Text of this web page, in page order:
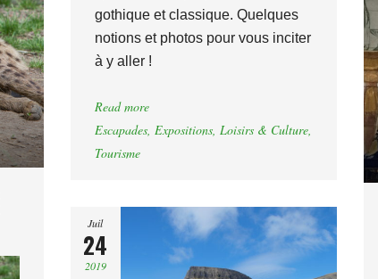
gothique et classique. Quelques
notions et photos pour vous inciter
à y aller !
Read more
Escapades, Expositions, Loisirs & Culture,
Tourisme
Juil
24
2019